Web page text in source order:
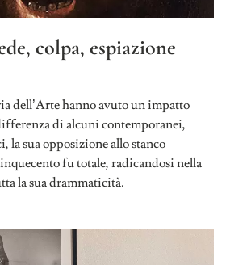
colpa, espiazione
dell’Arte hanno avuto un impatto
di alcuni contemporanei,
la sua opposizione allo stanco
fu totale, radicandosi nella
la sua drammaticità.